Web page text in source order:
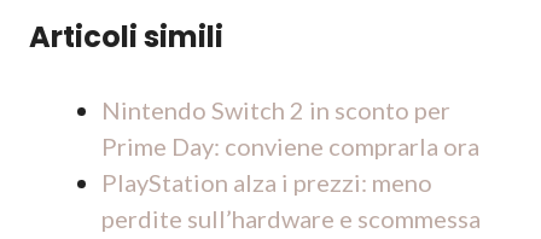
Articoli simili
Nintendo Switch 2 in sconto per
Prime Day: conviene comprarla ora
PlayStation alza i prezzi: meno
perdite sull’hardware e scommessa